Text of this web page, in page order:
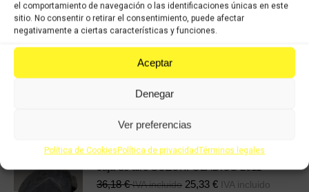
el comportamiento de navegación o las identificaciones únicas en este
sitio. No consentir o retirar el consentimiento, puede afectar
negativamente a ciertas características y funciones.
Aceptar
Denegar
Ver preferencias
Política de CookiesPolítica de privacidadTérminos legales
Share this product
on
on
on
Pinterest
Share
on
LinkedIn
Productos relacionados
caja de aire SUZUKI GLADIUS 2011
36,18€ IVA incluido 25,33 € IVA incluido